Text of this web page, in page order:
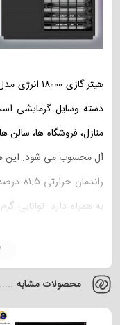
دسته وسایل گرمایشی
منازل، فروشگاه‌ ها،
نیازهای گرمایشی باشد.
را به شکل یکنواخت در
می‌ کند. برای آشنایی
محصولات مشابه